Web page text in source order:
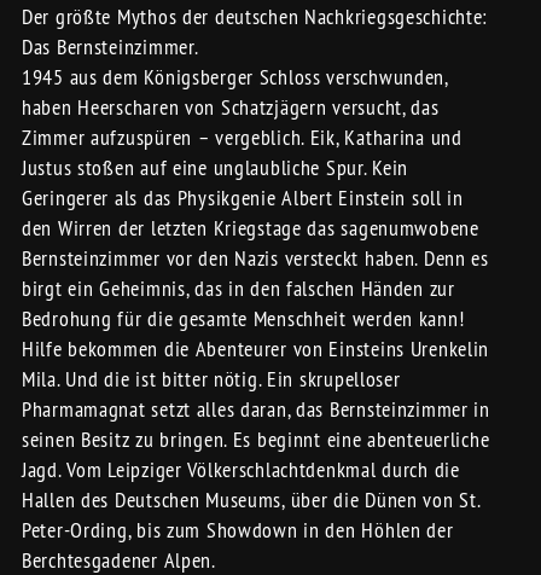
Der größte Mythos der deutschen Nachkriegsgeschichte:
Das Bernsteinzimmer.
1945 aus dem Königsberger Schloss verschwunden,
haben Heerscharen von Schatzjägern versucht, das
Zimmer aufzuspüren – vergeblich. Eik, Katharina und
Justus stoßen auf eine unglaubliche Spur. Kein
Geringerer als das Physikgenie Albert Einstein soll in
den Wirren der letzten Kriegstage das sagenumwobene
Bernsteinzimmer vor den Nazis versteckt haben. Denn es
birgt ein Geheimnis, das in den falschen Händen zur
Bedrohung für die gesamte Menschheit werden kann!
Hilfe bekommen die Abenteurer von Einsteins Urenkelin
Mila. Und die ist bitter nötig. Ein skrupelloser
Pharmamagnat setzt alles daran, das Bernsteinzimmer in
seinen Besitz zu bringen. Es beginnt eine abenteuerliche
Jagd. Vom Leipziger Völkerschlachtdenkmal durch die
Hallen des Deutschen Museums, über die Dünen von St.
Peter-Ording, bis zum Showdown in den Höhlen der
Berchtesgadener Alpen.